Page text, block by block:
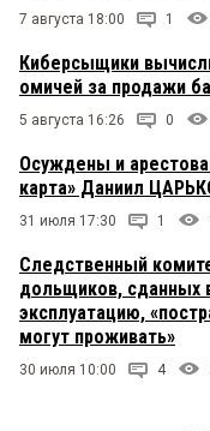
7 августа 18:00 1
Киберсыщики
омичей за продажи
5 августа 16:26 0
Осуждены и
карта» Даниил
31 июля 17:30 1
Следственный
дольщиков, сданных
эксплуатацию,
могут проживать»
30 июля 10:00 4